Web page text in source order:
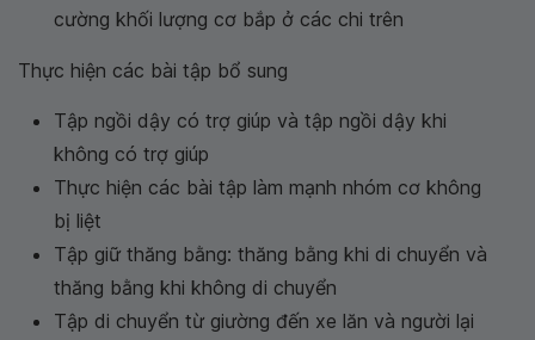
cường khối lượng cơ bắp ở các chi trên
Thực hiện các bài tập bổ sung
Tập ngồi dậy có trợ giúp và tập ngồi dậy khi
không có trợ giúp
Thực hiện các bài tập làm mạnh nhóm cơ không
bị liệt
Tập giữ thăng bằng: thăng bằng khi di chuyển và
thăng bằng khi không di chuyển
Tập di chuyển từ giường đến xe lăn và người lại